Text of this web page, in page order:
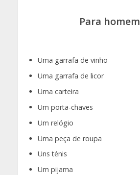
Para homem
Uma garrafa de vinho
Uma garrafa de licor
Uma carteira
Um porta-chaves
Um relógio
Uma peça de roupa
Uns ténis
Um pijama